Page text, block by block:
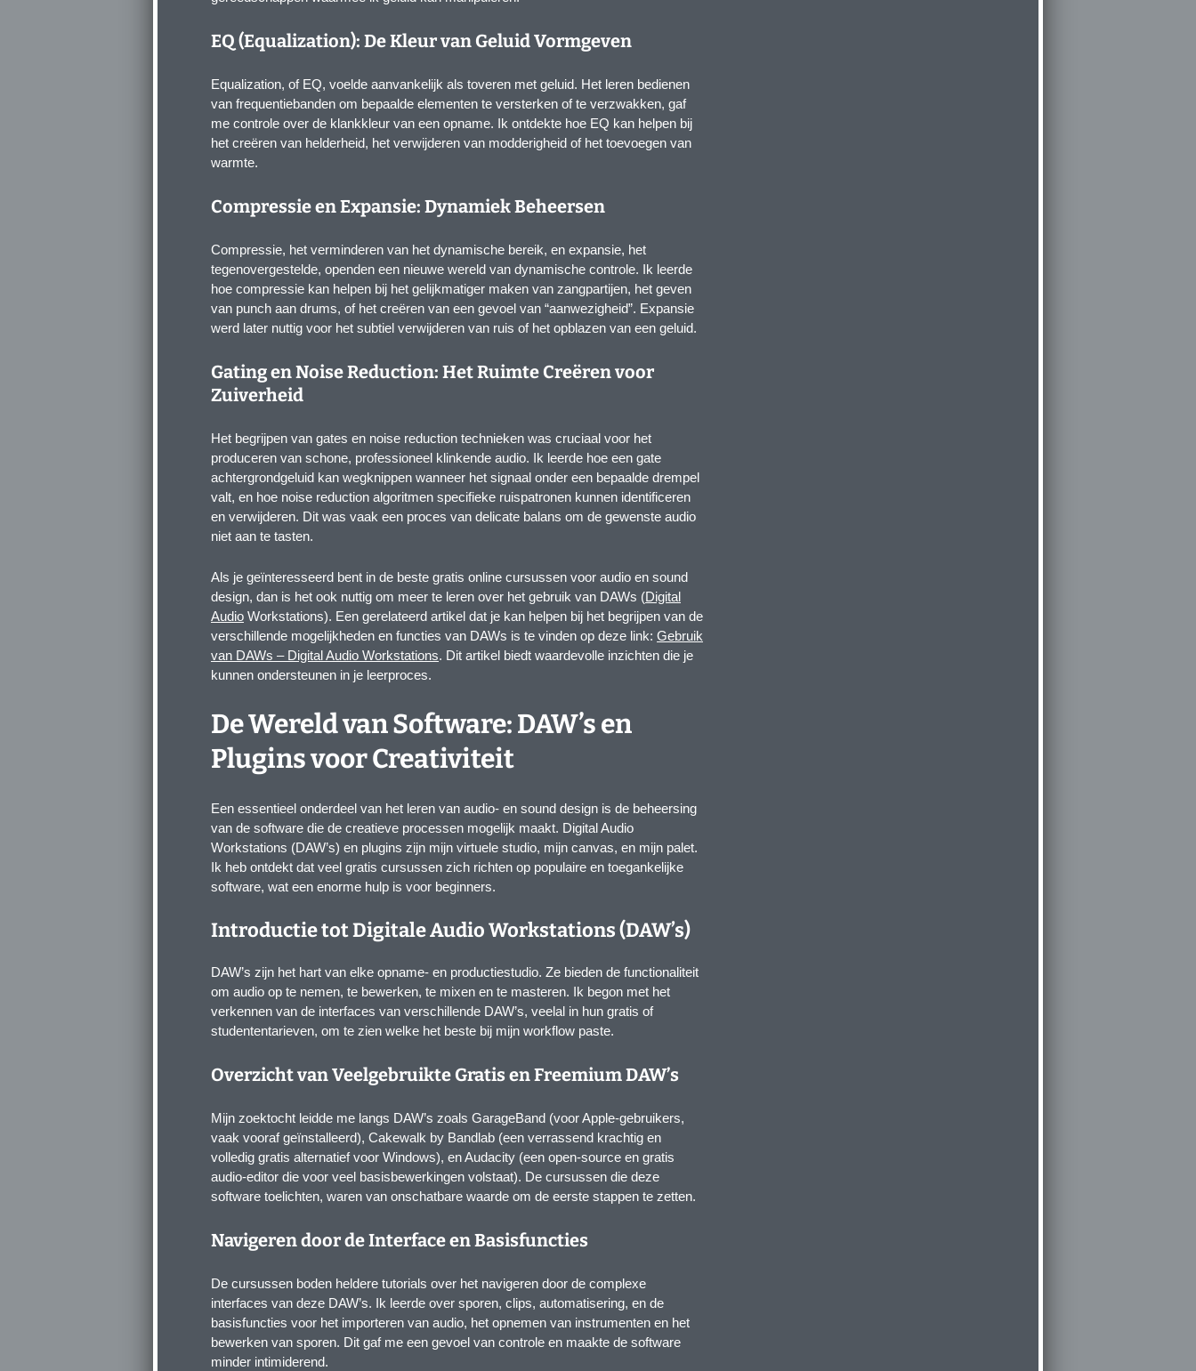
EQ (Equalization): De Kleur van Geluid Vormgeven
Equalization, of EQ, voelde aanvankelijk als toveren met geluid. Het leren bedienen
van frequentiebanden om bepaalde elementen te versterken of te verzwakken, gaf
me controle over de klankkleur van een opname. Ik ontdekte hoe EQ kan helpen bij
het creëren van helderheid, het verwijderen van modderigheid of het toevoegen van
warmte.
Compressie en Expansie: Dynamiek Beheersen
Compressie, het verminderen van het dynamische bereik, en expansie, het
tegenovergestelde, openden een nieuwe wereld van dynamische controle. Ik leerde
hoe compressie kan helpen bij het gelijkmatiger maken van zangpartijen, het geven
van punch aan drums, of het creëren van een gevoel van “aanwezigheid”. Expansie
werd later nuttig voor het subtiel verwijderen van ruis of het opblazen van een geluid.
Gating en Noise Reduction: Het Ruimte Creëren voor
Zuiverheid
Het begrijpen van gates en noise reduction technieken was cruciaal voor het
produceren van schone, professioneel klinkende audio. Ik leerde hoe een gate
achtergrondgeluid kan wegknippen wanneer het signaal onder een bepaalde drempel
valt, en hoe noise reduction algoritmen specifieke ruispatronen kunnen identificeren
en verwijderen. Dit was vaak een proces van delicate balans om de gewenste audio
niet aan te tasten.
Als je geïnteresseerd bent in de beste gratis online cursussen voor audio en sound
design, dan is het ook nuttig om meer te leren over het gebruik van DAWs (Digital
Audio Workstations). Een gerelateerd artikel dat je kan helpen bij het begrijpen van de
verschillende mogelijkheden en functies van DAWs is te vinden op deze link: Gebruik
van DAWs – Digital Audio Workstations. Dit artikel biedt waardevolle inzichten die je
kunnen ondersteunen in je leerproces.
De Wereld van Software: DAW’s en
Plugins voor Creativiteit
Een essentieel onderdeel van het leren van audio- en sound design is de beheersing
van de software die de creatieve processen mogelijk maakt. Digital Audio
Workstations (DAW’s) en plugins zijn mijn virtuele studio, mijn canvas, en mijn palet.
Ik heb ontdekt dat veel gratis cursussen zich richten op populaire en toegankelijke
software, wat een enorme hulp is voor beginners.
Introductie tot Digitale Audio Workstations (DAW’s)
DAW’s zijn het hart van elke opname- en productiestudio. Ze bieden de functionaliteit
om audio op te nemen, te bewerken, te mixen en te masteren. Ik begon met het
verkennen van de interfaces van verschillende DAW’s, veelal in hun gratis of
studententarieven, om te zien welke het beste bij mijn workflow paste.
Overzicht van Veelgebruikte Gratis en Freemium DAW’s
Mijn zoektocht leidde me langs DAW’s zoals GarageBand (voor Apple-gebruikers,
vaak vooraf geïnstalleerd), Cakewalk by Bandlab (een verrassend krachtig en
volledig gratis alternatief voor Windows), en Audacity (een open-source en gratis
audio-editor die voor veel basisbewerkingen volstaat). De cursussen die deze
software toelichten, waren van onschatbare waarde om de eerste stappen te zetten.
Navigeren door de Interface en Basisfuncties
De cursussen boden heldere tutorials over het navigeren door de complexe
interfaces van deze DAW’s. Ik leerde over sporen, clips, automatisering, en de
basisfuncties voor het importeren van audio, het opnemen van instrumenten en het
bewerken van sporen. Dit gaf me een gevoel van controle en maakte de software
minder intimiderend.